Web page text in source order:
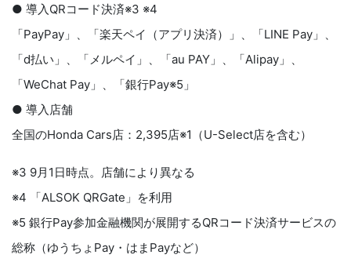
● 導入QRコード決済※3 ※4
「PayPay」、「楽天ペイ（アプリ決済）」、「LINE Pay」、
「d払い」、「メルペイ」、「au PAY」、「Alipay」、
「WeChat Pay」、「銀行Pay※5」
● 導入店舗
全国のHonda Cars店：2,395店※1（U-Select店を含む）
※3 9月1日時点。店舗により異なる
※4 「ALSOK QRGate」を利用
※5 銀行Pay参加金融機関が展開するQRコード決済サービスの
総称（ゆうちょPay・はまPayなど）